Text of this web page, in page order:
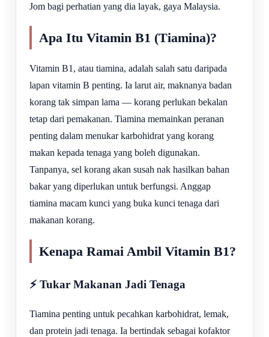
Jom bagi perhatian yang dia layak, gaya Malaysia.
Apa Itu Vitamin B1 (Tiamina)?
Vitamin B1, atau tiamina, adalah salah satu daripada
lapan vitamin B penting. Ia larut air, maknanya badan
korang tak simpan lama — korang perlukan bekalan
tetap dari pemakanan. Tiamina memainkan peranan
penting dalam menukar karbohidrat yang korang
makan kepada tenaga yang boleh digunakan.
Tanpanya, sel korang akan susah nak hasilkan bahan
bakar yang diperlukan untuk berfungsi. Anggap
tiamina macam kunci yang buka kunci tenaga dari
makanan korang.
Kenapa Ramai Ambil Vitamin B1?
⚡ Tukar Makanan Jadi Tenaga
Tiamina penting untuk pecahkan karbohidrat, lemak,
dan protein jadi tenaga. Ia bertindak sebagai kofaktor